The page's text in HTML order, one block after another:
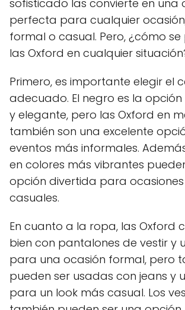
sofisticado las convierte en una
perfecta para cualquier
formal o casual. Pero, ¿cómo
las Oxford en cualquier
Primero, es importante elegir el
adecuado. El negro es la
y elegante, pero las Oxford en
también son una excelente
eventos más informales.
en colores más vibrantes
opción divertida para
casuales.
En cuanto a la ropa, las Oxford
bien con pantalones de vestir y
para una ocasión formal, pero
pueden ser usadas con jeans y
para un look más casual. Los